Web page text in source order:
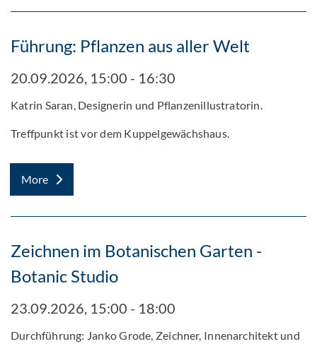
Führung: Pflanzen aus aller Welt
20.09.2026, 15:00 - 16:30
Katrin Saran, Designerin und Pflanzenillustratorin.
Treffpunkt ist vor dem Kuppelgewächshaus.
More
Zeichnen im Botanischen Garten -
Botanic Studio
23.09.2026, 15:00 - 18:00
Durchführung: Janko Grode, Zeichner, Innenarchitekt und